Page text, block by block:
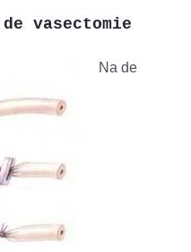
vasectomie
Na de